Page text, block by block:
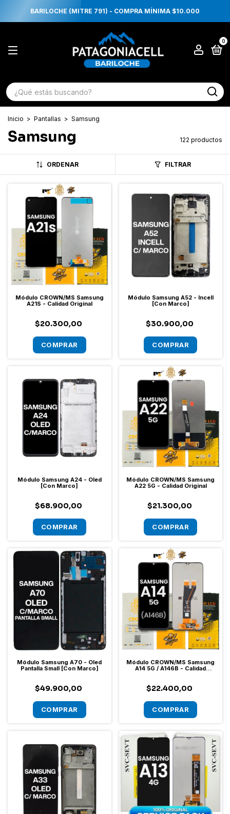
BARILOCHE (MITRE 791) - COMPRA MÍNIMA $10.000
0
Inicio > Pantallas > Samsung
Samsung 122 productos
ORDENAR FILTRAR
Módulo CROWN/MS Samsung
A21S - Calidad Original
$20.300,00
Módulo Samsung A52 - Incell
[Con Marco]
$30.900,00
Módulo Samsung A24 - Oled
[Con Marco]
$68.900,00
Módulo CROWN/MS Samsung
A22 5G - Calidad Original
$21.300,00
Módulo Samsung A70 - Oled
Pantalla Small [Con Marco]
$49.900,00
Módulo CROWN/MS Samsung
A14 5G / A146B - Calidad
$22.400,00